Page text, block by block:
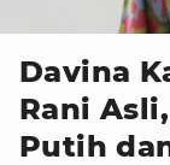
Davina
Rani
Putih